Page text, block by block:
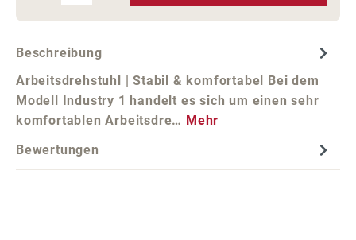
Beschreibung
Arbeitsdrehstuhl | Stabil & komfortabel Bei dem
Modell Industry 1 handelt es sich um einen sehr
komfortablen Arbeitsdre… Mehr
Bewertungen